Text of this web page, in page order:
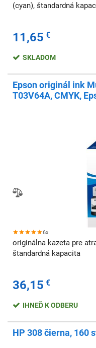
(cyan), štandardná
11,65 €
SKLADOM
Epson originál ink
T03V64A, CMYK,
6x
originálna kazeta pre
štandardná kapacita
36,15 €
IHNEĎ K ODBERU
HP 308 čierna, 160